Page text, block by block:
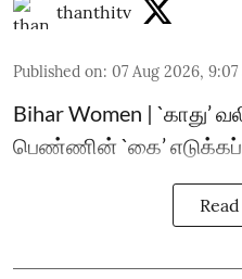
thanthitv
Published on: 07 Aug 2026, 9:07
Bihar Women | `காது’
பெண்ணின் `கை’